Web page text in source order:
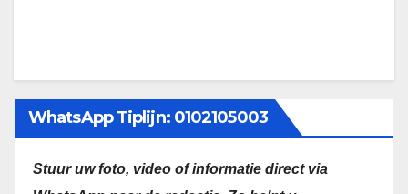
WhatsApp Tiplijn: 0102105003
Stuur uw foto, video of informatie direct via